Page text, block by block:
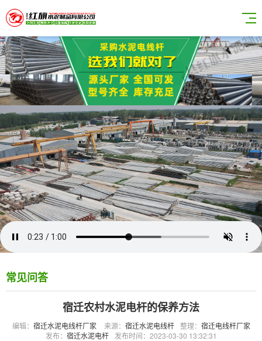
常见问答
宿迁农村水泥电杆的保养方法
编辑： 宿迁水泥电线杆厂家 来源： 宿迁水泥电线杆 整理： 宿迁电线杆厂家
发布： 宿迁水泥电杆 发布时间：2023-03-30 13:32:31